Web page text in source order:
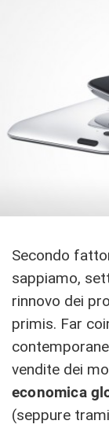
Secondo
sappiamo,
rinnovo dei
primis. Far
vendite dei
economica
(seppure